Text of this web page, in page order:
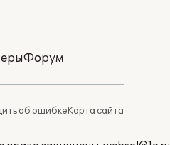
Форум
об ошибкеКарта сайта